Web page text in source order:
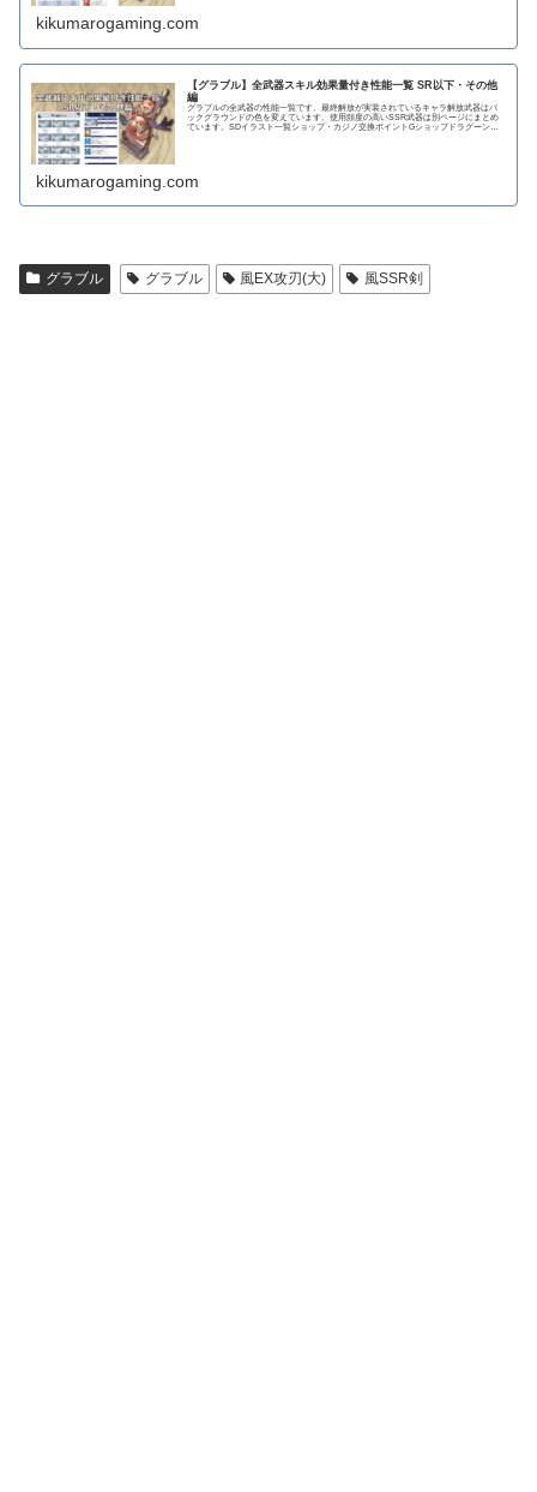
kikumarogaming.com
【グラブル】全武器スキル効果量付き性能一覧 SR以下・その他
編
グラブルの全武器の性能一覧です。最終解放が実装されているキャラ解放武器はバ
ックグラウンドの色を変えています。使用頻度の高いSSR武器は別ページにまとめ
ています。SDイラスト一覧ショップ・カジノ交換ポイントGショップドラグーンラ
kikumarogaming.com
グラブル グラブル 風EX攻刃(大) 風SSR剣